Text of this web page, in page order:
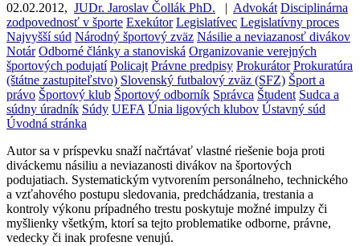
02.02.2012, JUDr. Jaroslav Čollák PhD. | Advokát Disciplinárna
zodpovednosť v športe Exekútor Legislatívec Legislatívny proces
Najvyšší súd Národný športový zväz Násilie a neviazanosť divákov
Notár Odborné články a stanoviská Organizovanie verejných
športových podujatí Policajt Právne predpisy Prokurátor Prokuratúra
(štátne zastupiteľstvo) Slovenský futbalový zväz (SFZ) Šport a
právo Športový klub Športový odborník Správca Študent Sudca a
súdny úradník Súdy UEFA Únia ligových klubov Ústavný súd
Úvodná stránka
Autor sa v príspevku snaží načrtávať vlastné riešenie boja proti
diváckemu násiliu a neviazanosti divákov na športových
podujatiach. Systematickým vytvorením personálneho, technického
a vzťahového postupu sledovania, predchádzania, trestania a
kontroly výkonu prípadného trestu poskytuje možné impulzy či
myšlienky všetkým, ktorí sa tejto problematike odborne, právne,
vedecky či inak profesne venujú.